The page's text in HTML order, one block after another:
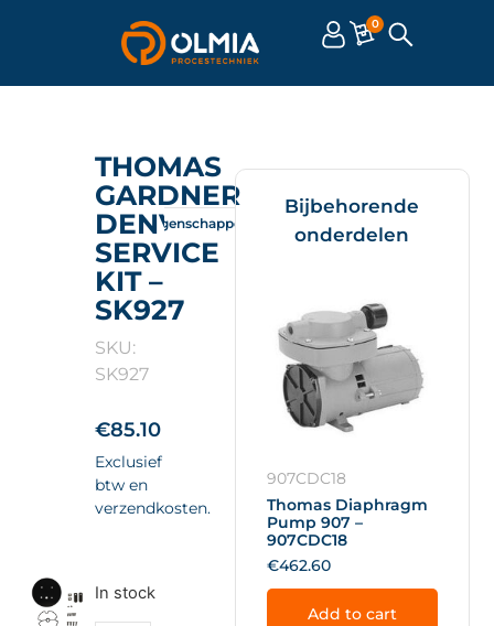
0
THOMAS
GARDNER
DENVER
SERVICE
KIT –
SK927
SKU:
SK927
€85.10
Exclusief
btw en
verzendkosten.
In stock
Omschrijving Eigenschappen Documenten
Bijbehorende
onderdelen
907CDC18
Thomas Diaphragm
Pump 907 –
907CDC18
€462.60
Add to cart